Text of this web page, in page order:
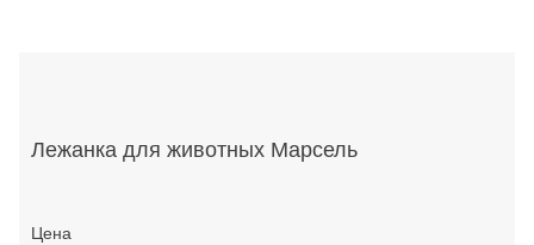
Лежанка для животных Марсель